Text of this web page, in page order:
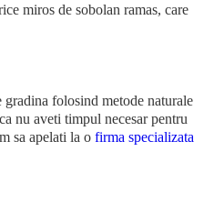
miros de sobolan ramas, care
gradina folosind metode naturale
nu aveti timpul necesar pentru
sa apelati la o firma specializata